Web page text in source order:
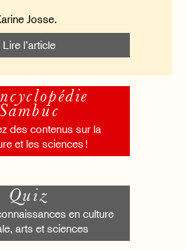
Josse.
Lire l’article
des contenus sur la
et les sciences !
Quiz
en culture
arts et sciences